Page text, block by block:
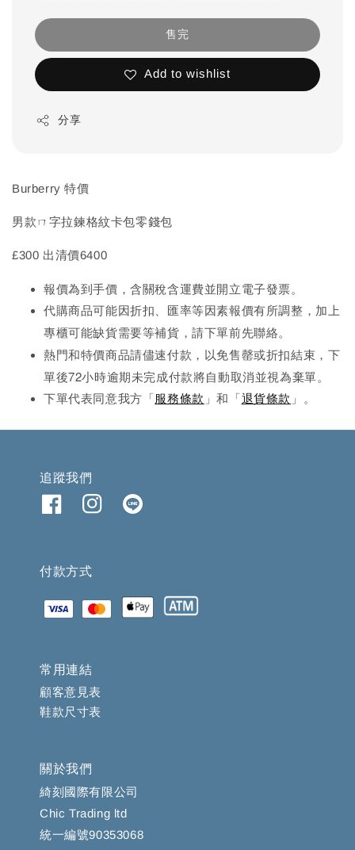
售完
Add to wishlist
分享
Burberry 特價
男款ㄇ字拉鍊格紋卡包零錢包
£300 出清價6400
報價為到手價，含關稅含運費並開立電子發票。
代購商品可能因折扣、匯率等因素報價有所調整，加上
專櫃可能缺貨需要等補貨，請下單前先聯絡。
熱門和特價商品請儘速付款，以免售罄或折扣結束，下
單後72小時逾期未完成付款將自動取消並視為棄單。
下單代表同意我方「服務條款 」和「退貨條款 」。
追蹤我們
付款方式
常用連結
顧客意見表
鞋款尺寸表
關於我們
綺刻國際有限公司
Chic Trading ltd
統一編號90353068